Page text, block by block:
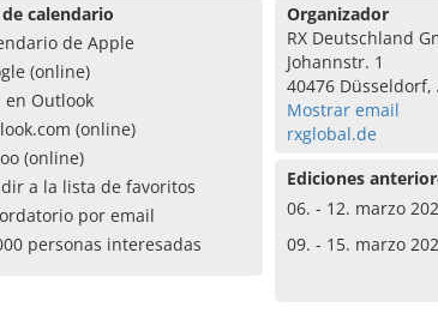
calendario
de Apple
(online)
en Outlook
(online)
(online)
a la lista de favoritos
por email
personas interesadas
Organizador
RX Deutschland
Johannstr. 1
40476 Düsseldorf,
Mostrar email
rxglobal.de
Ediciones
06. - 12. marzo
09. - 15. marzo